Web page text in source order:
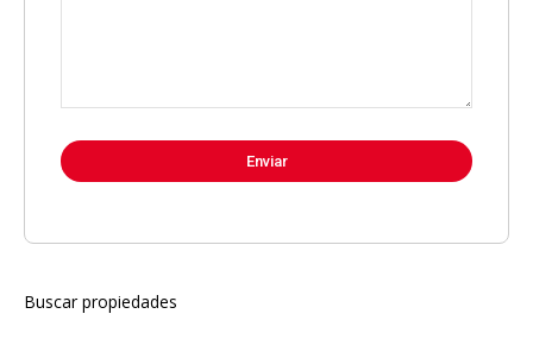
Buscar propiedades